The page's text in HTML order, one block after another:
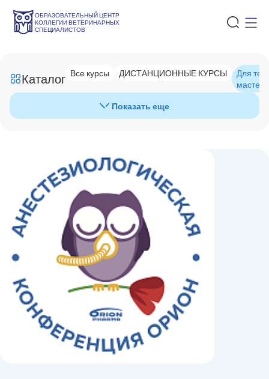
ОБРАЗОВАТЕЛЬНЫЙ ЦЕНТР
КОЛЛЕГИИ ВЕТЕРИНАРНЫХ
СПЕЦИАЛИСТОВ
Каталог Все курсы ДИСТАНЦИОННЫЕ КУРСЫ
Для
Показать еще